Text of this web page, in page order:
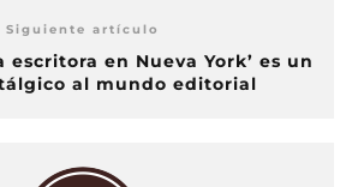
Siguiente artículo
escritora en Nueva York’ es un
al mundo editorial